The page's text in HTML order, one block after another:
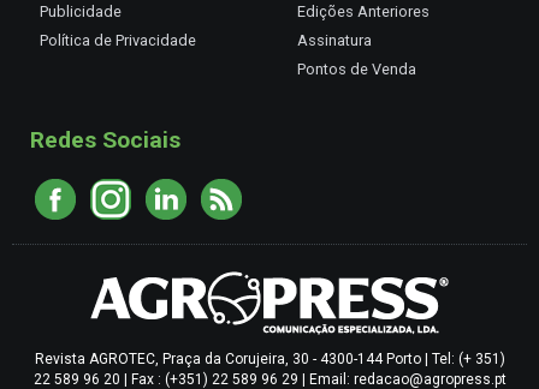
Publicidade
Política de Privacidade
Edições Anteriores
Assinatura
Pontos de Venda
Redes Sociais
Revista AGROTEC, Praça da Corujeira, 30 - 4300-144 Porto | Tel: (+ 351)
22 589 96 20 | Fax : (+351) 22 589 96 29 | Email: redacao@agropress.pt